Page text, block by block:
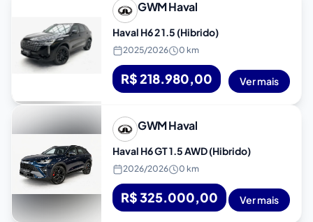
GWMHaval
Haval H6 2 1.5 (Hibrido)
2025/2026 0 km
R$ 218.980,00 Ver mais
GWMHaval
Haval H6 GT 1.5 AWD (Hibrido)
2026/2026 0 km
R$ 325.000,00 Ver mais